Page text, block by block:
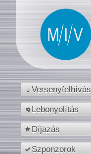
Versenyfelhívás
Lebonyolítás
Díjazás
Szponzorok